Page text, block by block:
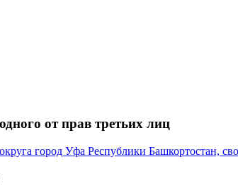
от прав третьих лиц
город Уфа Республики Башкортостан,